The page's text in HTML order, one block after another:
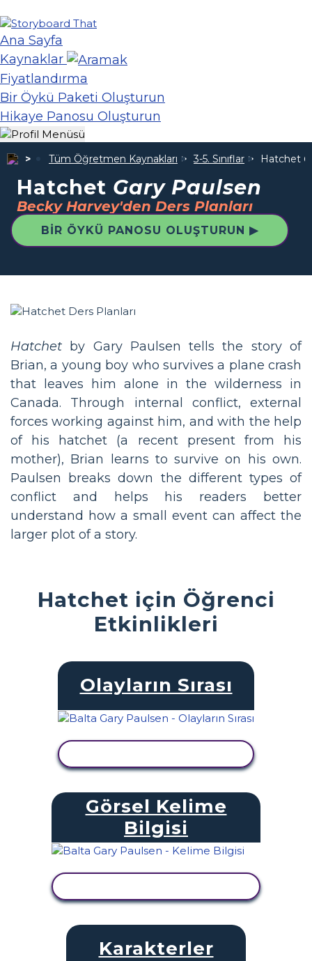
Ana Sayfa
Kaynaklar
Fiyatlandırma
Bir Öykü Paketi Oluşturun
Hikaye Panosu Oluşturun
Tüm Öğretmen Kaynakları 3-5. Sınıflar Hatchet
Hatchet Gary Paulsen
Becky Harvey'den Ders Planları
BIR ÖYKÜ PANOSU OLUŞTURUN ▶
Hatchet by Gary Paulsen tells the story of
Brian, a young boy who survives a plane crash
that leaves him alone in the wilderness in
Canada. Through internal conflict, external
forces working against him, and with the help
of his hatchet (a recent present from his
mother), Brian learns to survive on his own.
Paulsen breaks down the different types of
conflict and helps his readers better
understand how a small event can affect the
larger plot of a story.
Hatchet için Öğrenci
Etkinlikleri
Olayların Sırası
Görsel Kelime
Bilgisi
Karakterler